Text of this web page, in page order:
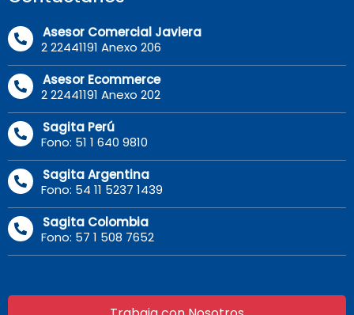
Asesor Comercial Javiera
2 22441191 Anexo 206
Asesor Ecommerce
2 22441191 Anexo 202
Sagita Perú
Fono: 51 1 640 9810
Sagita Argentina
Fono: 54 11 5237 1439
Sagita Colombia
Fono: 57 1 508 7652